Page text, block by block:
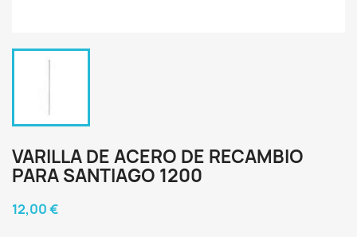
VARILLA DE ACERO DE RECAMBIO
PARA SANTIAGO 1200
12,00 €